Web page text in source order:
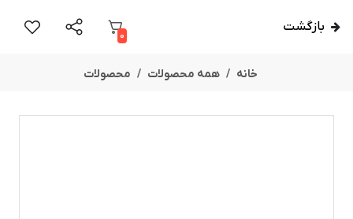
بازگشت
0
خانه همه محصولات محصولات